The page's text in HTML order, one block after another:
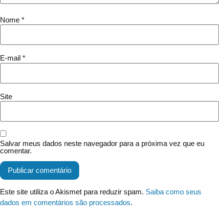
Nome *
E-mail *
Site
Salvar meus dados neste navegador para a próxima vez que eu
comentar.
Este site utiliza o Akismet para reduzir spam. Saiba como seus
dados em comentários são processados.